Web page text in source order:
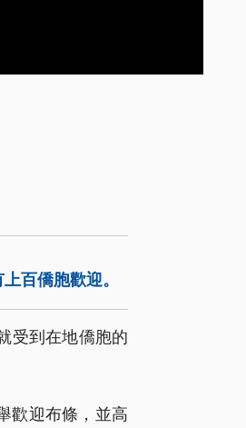
百僑胞歡迎。
受到在地僑胞的
歡迎布條，並高